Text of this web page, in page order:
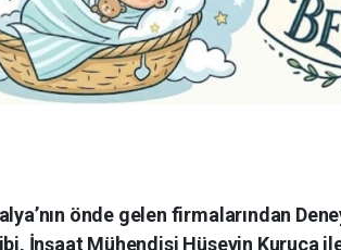
önde gelen firmalarından
İnşaat Mühendisi Hüseyin Kuruca